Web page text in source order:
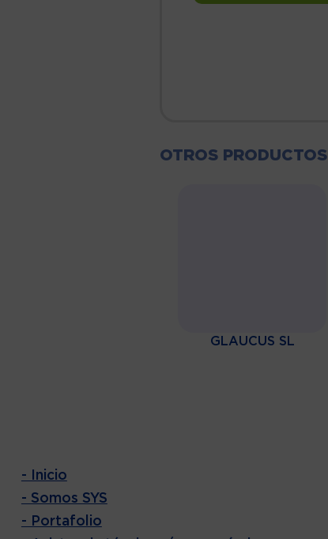
OTROS PRODUCTOS
GLAUCUS SL
- Inicio
- Somos SYS
- Portafolio